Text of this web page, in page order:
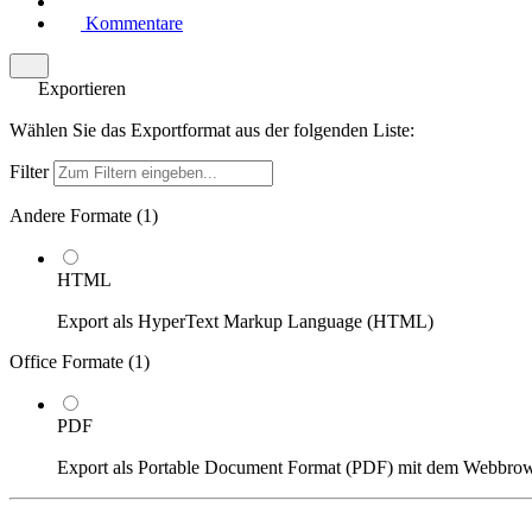
Kommentare
Exportieren
Wählen Sie das Exportformat aus der folgenden Liste:
Filter
Andere Formate (1)
HTML
Export als HyperText Markup Language (HTML)
Office Formate (1)
PDF
Export als Portable Document Format (PDF) mit dem